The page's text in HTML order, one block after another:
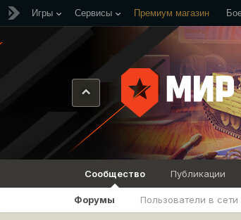
Игры Сервисы Премиум магазин
Сообщество
Форумы Пользователи в сети
Публикации